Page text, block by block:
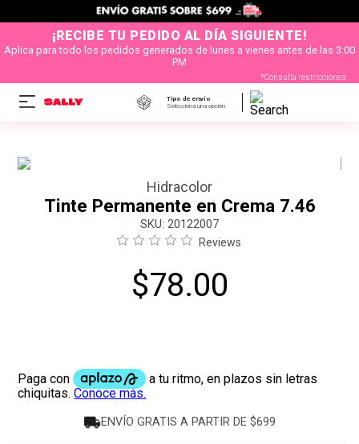
¡RECIBE TU PEDIDO AL DÍA SIGUIENTE!
Aplica para todo los pedidos generados de lunes a vienes antes de las 3:00
PM
*Consulta restricciones
Tipo de envío
Selecciona una opción
Hidracolor
Tinte Permanente en Crema 7.46
: 20122007
Reviews
$78.00
ENVÍO GRATIS A PARTIR DE $699